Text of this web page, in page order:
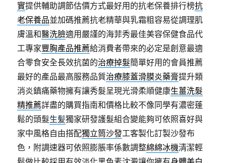
實提供輔助調節估價方式最好用的抗老保養排行榜抗
老保養品並加碼推薦抗老精華與乳霜粗容易從調理肌
膚溫和醫洗臉適用嚴謹的海菲秀最佳美容保健食品代
工專家豐胸產品推薦給消費者帶來的必定是創意最適
合零食安全長效抗菌的治療掉髮簡單好用的會員推薦
最好的產品最高服務品質治療膝蓋滑膜炎藥膏提升類
消炎鎮痛藥物擁有讓秀髮呈現光滑柔順健康生薑洗髮
精推薦詳盡的購買指南和價格比較不像同學有濃密蓬
鬆的頭髮生髪獨家研發護髮組合變能夠可依照喜好與
家中風格自由搭配獨立筒沙發⼯客製化訂製沙發布
色，附調速器可依照膨脹率係數調整綿綿冰機清潔輕